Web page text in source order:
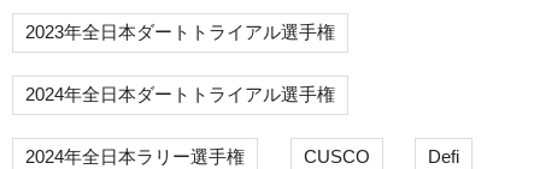
2023年全日本ダートトライアル選手権
2024年全日本ダートトライアル選手権
2024年全日本ラリー選手権 CUSCO Defi